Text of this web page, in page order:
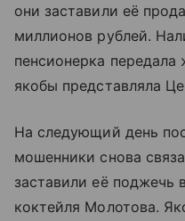
они заставили её
миллионов рублей.
пенсионерка
якобы представляла
На следующий день
мошенники снова
заставили её
коктейля Молотова.